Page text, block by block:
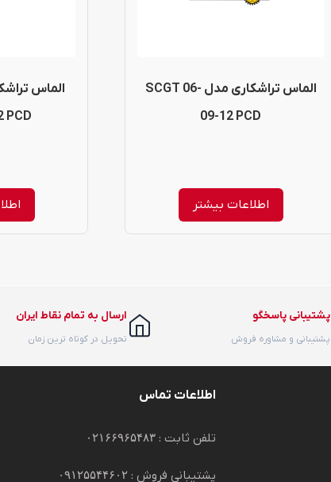
الماس تراشکاری مدل SCGT 06-
09-12 PCD
اطلاعات بیشتر
الماس
PCD
پشتیبانی پاسخگو
پشتیبانی و مشاوره فروش
ارسال به تمام نقاط ایران
تحویل در کوتاه ترین زمان
اطلاعات تماس
تلفن ثابت : ۰۲۱۶۶۹۶۵۴۸۳
پشتیبانی فروش : ۰۹۱۲۵۵۴۴۶۰۲